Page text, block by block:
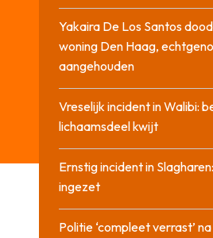
Yakaira De Los Santos
woning Den Haag,
aangehouden
Vreselijk incident in Walibi:
lichaamsdeel kwijt
Ernstig incident in
ingezet
Politie ‘compleet verrast’